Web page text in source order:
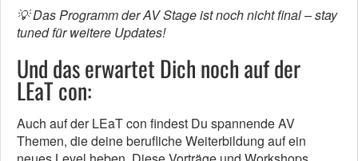
💡 Das Programm der AV Stage ist noch nicht final – stay
tuned für weitere Updates!
Und das erwartet Dich noch auf der
LEaT con:
Auch auf der LEaT con findest Du spannende AV
Themen, die deine berufliche Weiterbildung auf ein